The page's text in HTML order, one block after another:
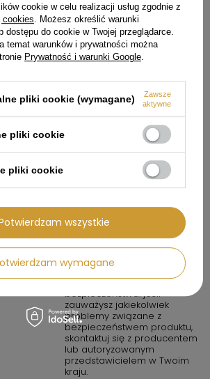
w miejscach dobrze
wentylowanych i z dala od
źródeł ognia.
5. Konserwacja i
przechowywanie: regularnie
kątem zużycia lub uszkodzeń.
Nie używaj produktu, jeśli jest
uszkodzony. Przechowuj
bezpiecznym miejscu,
zgodnie z zaleceniami
6. Ostrzeżenia: w przypadku
jakichkolwiek wątpliwości
dotyczących bezpieczeństwa
producentem lub
sprzedawcą. Produkt
powinien być używany
zgodnie z lokalnymi
przepisami bezpieczeństwa i
wytycznymi.
7. Kontakt w sprawach
bezpieczeństwa: jeśli
zauważysz jakiekolwiek
problemy związane z
bezpieczeństwem produktu,
skontaktuj się z producentem
lub autoryzowanym
przedstawicielem w Twoim
kraju.
cookie w celu realizacji usług zgodnie z
cookies . Możesz określić warunki
dostępu do cookie w Twojej przeglądarce.
temat warunków i prywatności można
Prywatność i warunki Google
pliki cookie (wymagane)
Zawsze
aktywne
pliki cookie
pliki cookie
wymagane
wszystkie